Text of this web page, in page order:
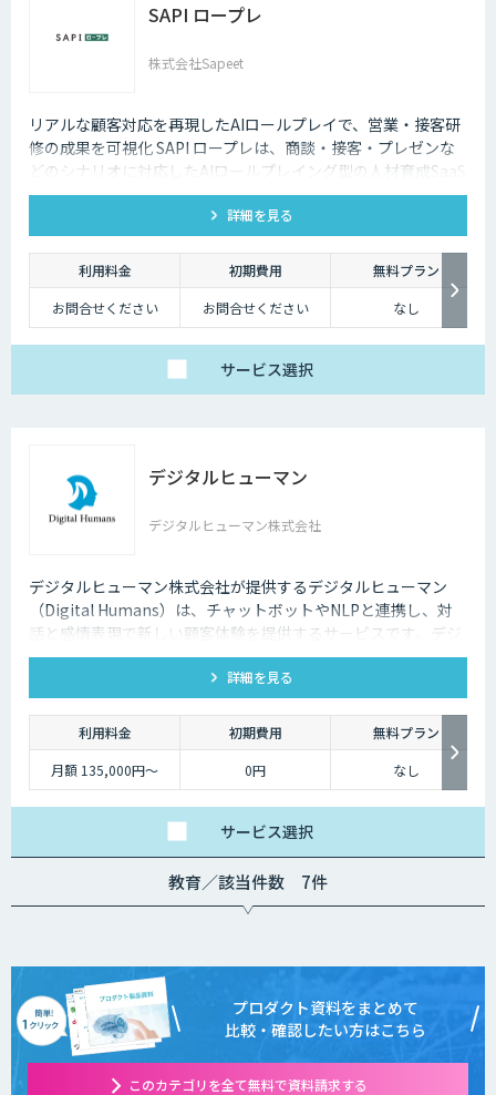
SAPI ロープレ
株式会社Sapeet
リアルな顧客対応を再現したAIロールプレイで、営業・接客研
修の成果を可視化 SAPI ロープレは、商談・接客・プレゼンな
どのシナリオに対応したAIロールプレイング型の人材育成SaaS
です。 AIアバターとの実践トレーニングと動画フィードバック
により、新人・中途スタッフの早期戦力化と教育の属人化解消
を支援します。
詳細を見る
利用料金 初期費用
無料プラン
お問合せください
お問合せください なし
サービス選択
デジタルヒューマン
デジタルヒューマン株式会社
デジタルヒューマン株式会社が提供するデジタルヒューマン
（Digital Humans）は、チャットボットやNLPと連携し、対
話と感情表現で新しい顧客体験を提供するサービスです。デジ
タル従業員として、直感的で、インパクトがあり、競争力があ
るサービス創造と顧客体験が提供できます。
詳細を見る
利用料金 初期費用
無料プラン
月額 135,000円〜
0円 なし
サービス選択
教育／該当件数 7件
プロダクト資料をまとめて
比較・確認したい方はこちら
このカテゴリを全て無料で資料請求する